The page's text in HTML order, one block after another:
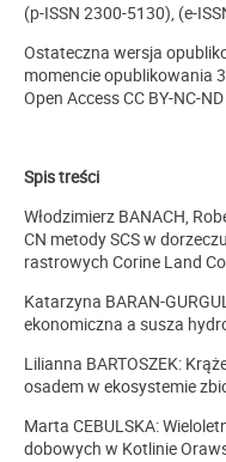
(p-ISSN 2300-5130), (e-
Ostateczna wersja
momencie opublikowania
Open Access CC BY-NC-
Spis treści
Włodzimierz BANACH,
CN metody SCS w
rastrowych Corine Land
Katarzyna BARAN-
ekonomiczna a susza
Lilianna BARTOSZEK:
osadem w ekosystemie
Marta CEBULSKA:
dobowych w Kotlinie